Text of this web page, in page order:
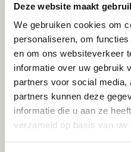
Deze website maakt
We gebruiken cookies om
personaliseren, om
en om ons websiteverkeer
informatie over uw gebruik
partners voor social
partners kunnen deze
informatie die u aan ze
verzameld op basis van
Tijger
Vlaardingen